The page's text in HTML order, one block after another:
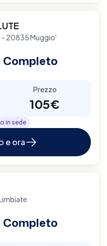
- 20835 Muggio'
Completo
Prezzo
105€
in sede
e ora
Completo